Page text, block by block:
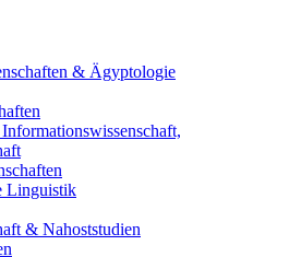
& Ägyptologie
Linguistik
& Nahoststudien